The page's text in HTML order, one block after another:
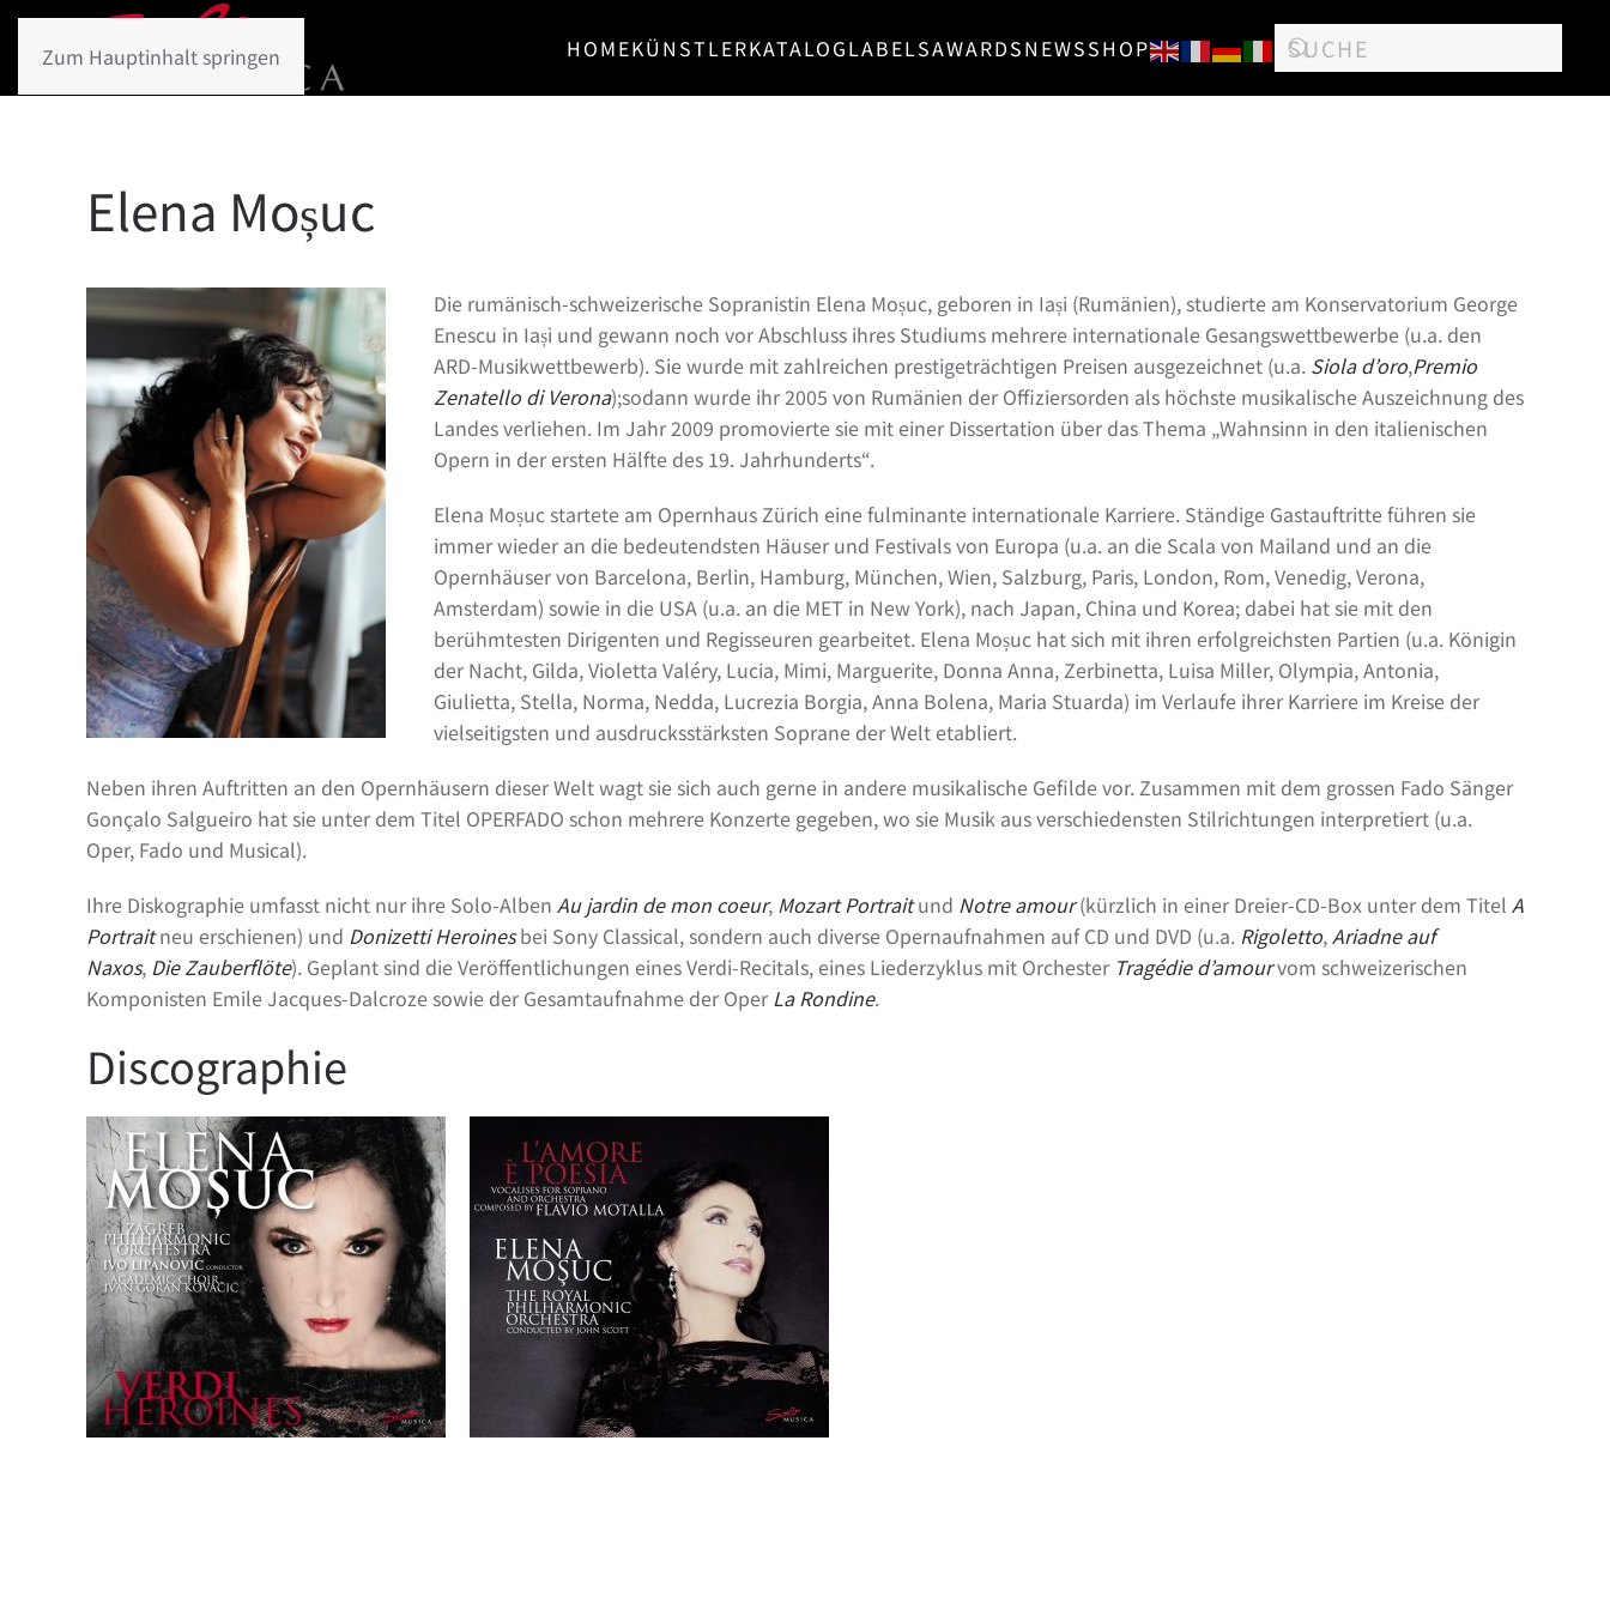
Zum Hauptinhalt springen HOMEKÜNSTLERKATALOGLABELSAWARDSNEWSSHOP
Elena Moșuc
Die rumänisch-schweizerische Sopranistin Elena Moșuc, geboren in Iași (Rumänien), studierte am Konservatorium George
Enescu in Iași und gewann noch vor Abschluss ihres Studiums mehrere internationale Gesangswettbewerbe (u.a. den
ARD-Musikwettbewerb). Sie wurde mit zahlreichen prestigeträchtigen Preisen ausgezeichnet (u.a. Siola d’oro,Premio
Zenatello di Verona);sodann wurde ihr 2005 von Rumänien der Offiziersorden als höchste musikalische Auszeichnung des
Landes verliehen. Im Jahr 2009 promovierte sie mit einer Dissertation über das Thema „Wahnsinn in den italienischen
Opern in der ersten Hälfte des 19. Jahrhunderts“.
Elena Moșuc startete am Opernhaus Zürich eine fulminante internationale Karriere. Ständige Gastauftritte führen sie
immer wieder an die bedeutendsten Häuser und Festivals von Europa (u.a. an die Scala von Mailand und an die
Opernhäuser von Barcelona, Berlin, Hamburg, München, Wien, Salzburg, Paris, London, Rom, Venedig, Verona,
Amsterdam) sowie in die USA (u.a. an die MET in New York), nach Japan, China und Korea; dabei hat sie mit den
berühmtesten Dirigenten und Regisseuren gearbeitet. Elena Moșuc hat sich mit ihren erfolgreichsten Partien (u.a. Königin
der Nacht, Gilda, Violetta Valéry, Lucia, Mimi, Marguerite, Donna Anna, Zerbinetta, Luisa Miller, Olympia, Antonia,
Giulietta, Stella, Norma, Nedda, Lucrezia Borgia, Anna Bolena, Maria Stuarda) im Verlaufe ihrer Karriere im Kreise der
vielseitigsten und ausdrucksstärksten Soprane der Welt etabliert.
Neben ihren Auftritten an den Opernhäusern dieser Welt wagt sie sich auch gerne in andere musikalische Gefilde vor. Zusammen mit dem grossen Fado Sänger
Gonçalo Salgueiro hat sie unter dem Titel OPERFADO schon mehrere Konzerte gegeben, wo sie Musik aus verschiedensten Stilrichtungen interpretiert (u.a.
Oper, Fado und Musical).
Ihre Diskographie umfasst nicht nur ihre Solo-Alben Au jardin de mon coeur, Mozart Portraitund Notre amour(kürzlich in einer Dreier-CD-Box unter dem Titel A
Portraitneu erschienen) und Donizetti Heroinesbei Sony Classical, sondern auch diverse Opernaufnahmen auf CD und DVD (u.a. Rigoletto,Ariadne auf
Naxos, Die Zauberflöte). Geplant sind die Veröffentlichungen eines Verdi-Recitals, eines Liederzyklus mit Orchester Tragédie d’amourvom schweizerischen
Komponisten Emile Jacques-Dalcroze sowie der Gesamtaufnahme der Oper La Rondine.
Discographie